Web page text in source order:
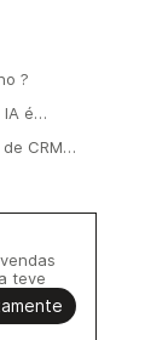
?
é
CRM
teve